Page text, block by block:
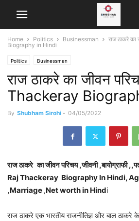
Home Politics Businessman
राज ठाकरे
Biography in Hindi
Politics Businessman
राज ठाकरे का जीवन
Thackeray
By Shubham Sirohi - 04/05/2022
राज ठाकरे का जीवन परिचय ,जीवनी ,बायोग्राफी
Raj Thackeray Biography In Hindi,
,Marriage ,Net worth in Hindi
राज ठाकरे एक भारतीय राजनीतिज्ञ और बाल